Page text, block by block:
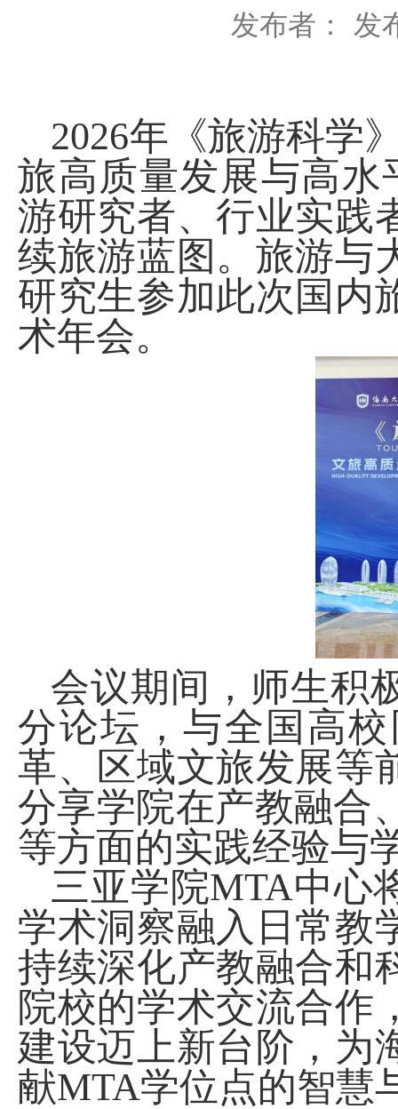
发布者： 发
2026年《旅游科学
旅高质量发展与高水
游研究者、行业实践
续旅游蓝图。旅游与
研究生参加此次国内
术年会。
会议期间，师生积
分论坛，与全国高
革、区域文旅发展等
分享学院在产教融合
等方面的实践经验与
三亚学院MTA中心
学术洞察融入日常教
持续深化产教融合和
院校的学术交流合作
建设迈上新台阶，为
献MTA学位点的智慧